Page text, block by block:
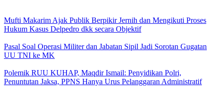
Mufti Makarim Ajak Publik Berpikir Jernih dan Mengikuti Proses
Hukum Kasus Delpedro dkk secara Objektif
Pasal Soal Operasi Militer dan Jabatan Sipil Jadi Sorotan Gugatan
UU TNI ke MK
Polemik RUU KUHAP, Maqdir Ismail: Penyidikan Polri,
Penuntutan Jaksa, PPNS Hanya Urus Pelanggaran Administratif